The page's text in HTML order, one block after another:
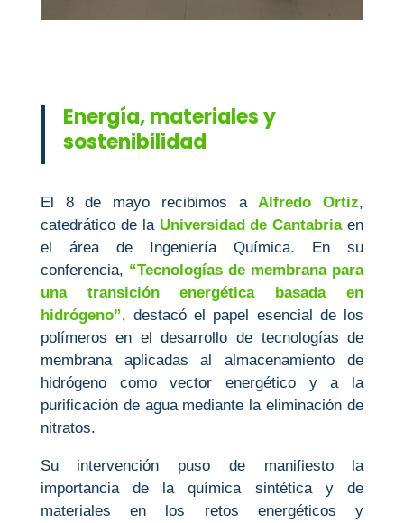
Energía, materiales y
sostenibilidad
El 8 de mayo recibimos aAlfredo Ortiz,
catedrático de la Universidad de Cantabriaen
el área de Ingeniería Química. En su
conferencia, “Tecnologías de membrana para
una transición energética basada en
hidrógeno”, destacó el papel esencial de los
polímeros en el desarrollo de tecnologías de
membrana aplicadas al almacenamiento de
hidrógeno como vector energético y a la
purificación de agua mediante la eliminación de
nitratos.
Su intervención puso de manifiesto la
importancia de la química sintética y de
materiales en los retos energéticos y